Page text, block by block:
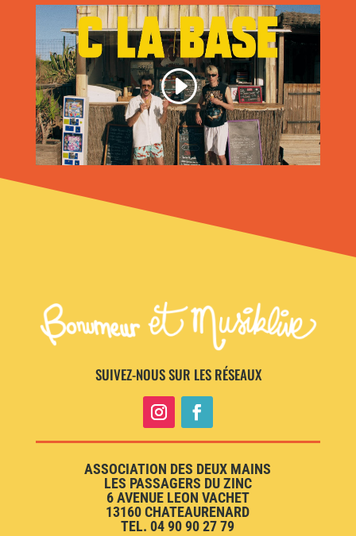
SUIVEZ-NOUS SUR LES RÉSEAUX
ASSOCIATION DES DEUX MAINS
LES PASSAGERS DU ZINC
6 AVENUE LEON VACHET
13160 CHATEAURENARD
TEL. 04 90 90 27 79